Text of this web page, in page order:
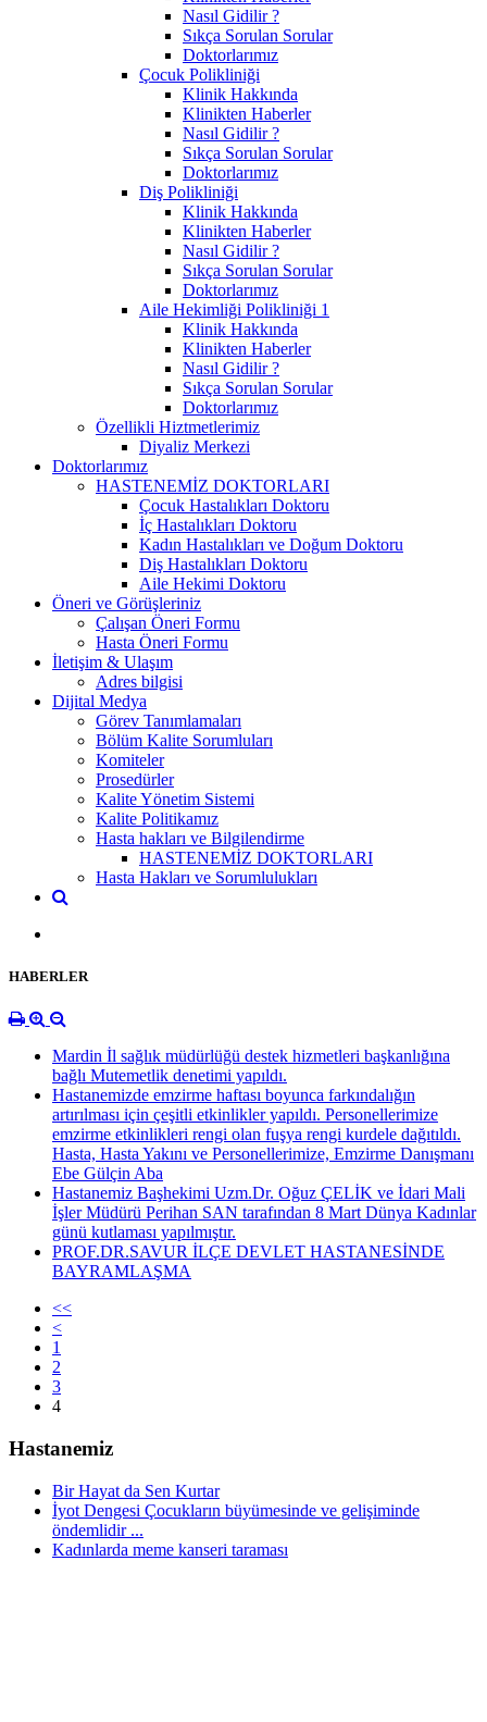
Nasıl Gidilir ?
Sıkça Sorulan Sorular
Doktorlarımız
Çocuk Polikliniği
Klinik Hakkında
Klinikten Haberler
Nasıl Gidilir ?
Sıkça Sorulan Sorular
Doktorlarımız
Diş Polikliniği
Klinik Hakkında
Klinikten Haberler
Nasıl Gidilir ?
Sıkça Sorulan Sorular
Doktorlarımız
Aile Hekimliği Polikliniği 1
Klinik Hakkında
Klinikten Haberler
Nasıl Gidilir ?
Sıkça Sorulan Sorular
Doktorlarımız
Özellikli Hiztmetlerimiz
Diyaliz Merkezi
Doktorlarımız
HASTENEMİZ DOKTORLARI
Çocuk Hastalıkları Doktoru
İç Hastalıkları Doktoru
Kadın Hastalıkları ve Doğum Doktoru
Diş Hastalıkları Doktoru
Aile Hekimi Doktoru
Öneri ve Görüşleriniz
Çalışan Öneri Formu
Hasta Öneri Formu
İletişim & Ulaşım
Adres bilgisi
Dijital Medya
Görev Tanımlamaları
Bölüm Kalite Sorumluları
Komiteler
Prosedürler
Kalite Yönetim Sistemi
Kalite Politikamız
Hasta hakları ve Bilgilendirme
HASTENEMİZ DOKTORLARI
Hasta Hakları ve Sorumlulukları
HABERLER
Mardin İl sağlık müdürlüğü destek hizmetleri başkanlığına
bağlı Mutemetlik denetimi yapıldı.
Hastanemizde emzirme haftası boyunca farkındalığın
artırılması için çeşitli etkinlikler yapıldı. Personellerimize
emzirme etkinlikleri rengi olan fuşya rengi kurdele dağıtıldı.
Hasta, Hasta Yakını ve Personellerimize, Emzirme Danışmanı
Ebe Gülçin Aba
Hastanemiz Başhekimi Uzm.Dr. Oğuz ÇELİK ve İdari Mali
İşler Müdürü Perihan SAN tarafından 8 Mart Dünya Kadınlar
günü kutlaması yapılmıştır.
PROF.DR.SAVUR İLÇE DEVLET HASTANESİNDE
BAYRAMLAŞMA
<<
<
1
2
3
4
Hastanemiz
Bir Hayat da Sen Kurtar
İyot Dengesi Çocukların büyümesinde ve gelişiminde
öndemlidir ...
Kadınlarda meme kanseri taraması